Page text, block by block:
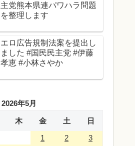
主党熊本県連パワハラ問題
を整理します
エロ広告規制法案を提出し
ました #国民民主党 #伊藤
孝恵 #小林さやか
2026年5月
木 金 土
日
1
2
3